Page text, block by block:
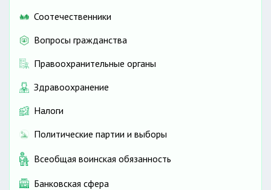
Соотечественники
Вопросы гражданства
Правоохранительные органы
Здравоохранение
Налоги
Политические партии и выборы
Всеобщая воинская обязанность
Банковская сфера